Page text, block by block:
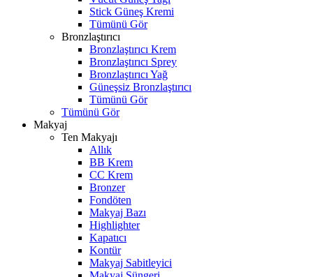
Stick Güneş Kremi
Tümünü Gör
Bronzlaştırıcı
Bronzlaştırıcı Krem
Bronzlaştırıcı Sprey
Bronzlaştırıcı Yağ
Güneşsiz Bronzlaştırıcı
Tümünü Gör
Tümünü Gör
Makyaj
Ten Makyajı
Allık
BB Krem
CC Krem
Bronzer
Fondöten
Makyaj Bazı
Highlighter
Kapatıcı
Kontür
Makyaj Sabitleyici